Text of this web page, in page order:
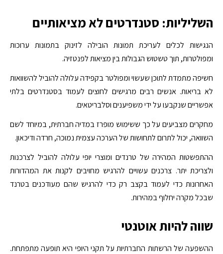
השליליות: סטנדרטים לא מציאותיים
הנגישות לכלים לעריכת תמונות הובילה לזינוק בתמונות ערוכות
ומפולטרות, תוך טשטוש הגבולות בין מציאות לפנטזיה.
חשיפה מתמדת לתוכן שעשוי ומפולטר בקפידה עלולה להוביל להשוואות
לא בריאות. אנשים רבים מרגישים לחוצים לעמוד בסטנדרטים בלתי
אפשריים שנקבעו על ידי משפיענים וסלבריטאים.
מחקרים מצביעים על כך ששימוש מופרז במדיה חברתית, במיוחד לשם
השוואה, יכול לתרום לתחושות של הערכה עצמית נמוכה, חרדה ודיכאון.
ההתפשטות המהירה של טרנדים ומוצרי יופי עלולה להוביל לצרכנות
ולצריכת יתר. צרכנים עשויים להרגיש מחויבים לקנות את המהדורות
האחרונות כדי לעמוד בקצב רק כדי להרגיש שהם מעודכנים בטרנד
שבכל מקרה יחלוף במהירות.
שווה להיות אוטנטי
ההשפעה של הרשתות החברתיות על תקני היופי היא תופעה מתפתחת.